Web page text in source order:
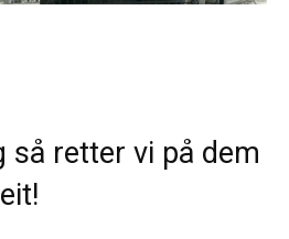
så retter vi på dem